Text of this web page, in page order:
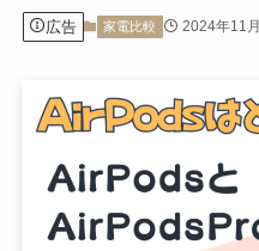
広告 家電比較 2024年11